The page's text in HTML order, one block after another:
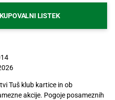
LISTEK
Tuš klub kartice in ob
akcije. Pogoje posameznih